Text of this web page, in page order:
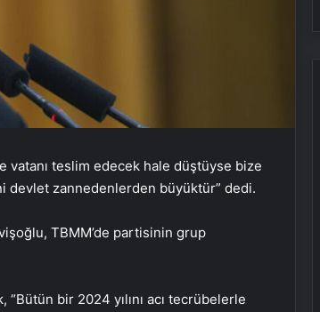
vatanı teslim edecek hale düştüyse bize
devlet zannedenlerden büyüktür” dedi.
TBMM’de partisinin grup
bir 2024 yılını acı tecrübelerle